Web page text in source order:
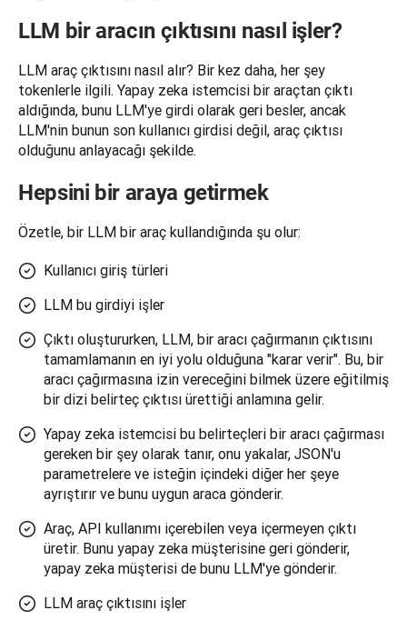
LLM bir aracın çıktısını nasıl işler?
LLM araç çıktısını nasıl alır? Bir kez daha, her şey
tokenlerle ilgili. Yapay zeka istemcisi bir araçtan çıktı
aldığında, bunu LLM'ye girdi olarak geri besler, ancak
LLM'nin bunun son kullanıcı girdisi değil, araç çıktısı
olduğunu anlayacağı şekilde.
Hepsini bir araya getirmek
Özetle, bir LLM bir araç kullandığında şu olur:
Kullanıcı giriş türleri
LLM bu girdiyi işler
Çıktı oluştururken, LLM, bir aracı çağırmanın çıktısını
tamamlamanın en iyi yolu olduğuna "karar verir". Bu, bir
aracı çağırmasına izin vereceğini bilmek üzere eğitilmiş
bir dizi belirteç çıktısı ürettiği anlamına gelir.
Yapay zeka istemcisi bu belirteçleri bir aracı çağırması
gereken bir şey olarak tanır, onu yakalar, JSON'u
parametrelere ve isteğin içindeki diğer her şeye
ayrıştırır ve bunu uygun araca gönderir.
Araç, API kullanımı içerebilen veya içermeyen çıktı
üretir. Bunu yapay zeka müşterisine geri gönderir,
yapay zeka müşterisi de bunu LLM'ye gönderir.
LLM araç çıktısını işler